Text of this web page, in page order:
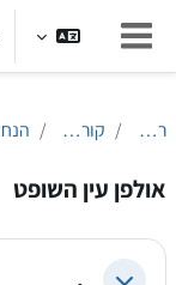
חלון סקירה צדדי
ראשי קורסים
אולפן עין השופט